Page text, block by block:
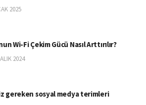
2025
Wi-Fi Çekim Gücü Nasıl Arttırılır?
2024
gereken sosyal medya terimleri